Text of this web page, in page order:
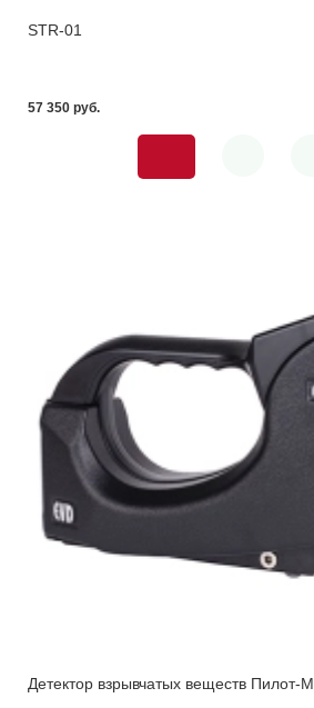
STR-01
57 350 pуб.
Детектор взрывчатых веществ Пилот-M